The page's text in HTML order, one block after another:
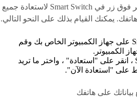
عندما تريد ، يمكنك النقر فوق زر في Smart Switch لاستعادة جميع
يمكنك القيام بذلك على النحو التالي.
افتح Smart Switch على جهاز الكمبيوتر الخاص بك وقم
الكمبيوتر.
في Smart Switch ، انقر على "استعادة" ، واختر ما تريد
على "استعادة الآن".
على هاتفك